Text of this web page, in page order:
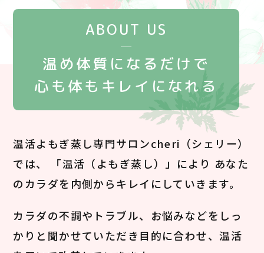
ABOUT US
温め体質になるだけで
心も体もキレイになれる
温活よもぎ蒸し専門サロンcheri（シェリー）
では、
「温活（よもぎ蒸し）」により あなた
のカラダを内側からキレイにしていきます。
カラダの不調やトラブル、お悩みなどをしっ
かりと聞かせていただき目的に合わせ、温活